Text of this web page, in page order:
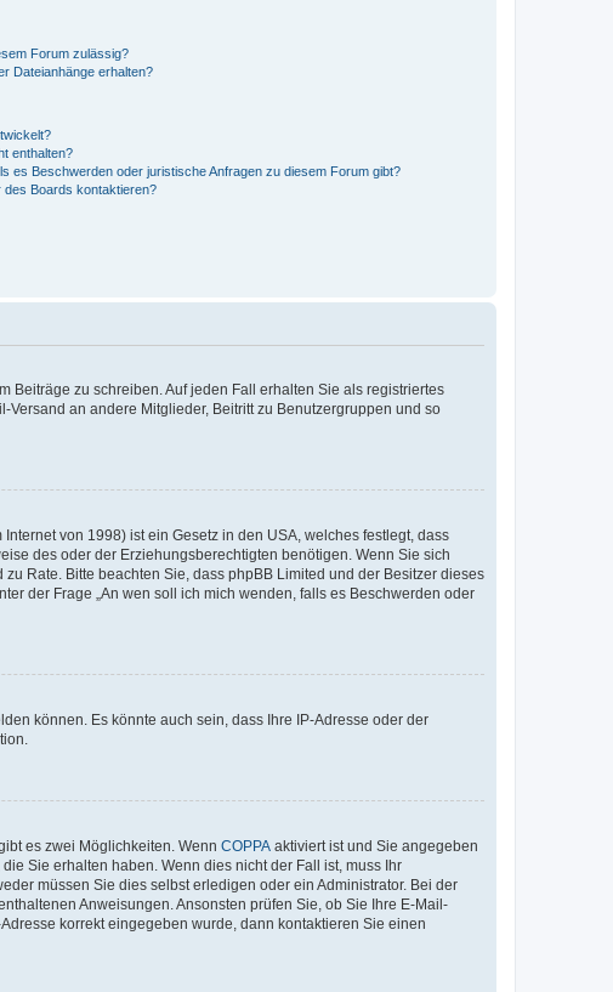
Forum zulässig?
Dateianhänge erhalten?
enthalten?
es Beschwerden oder juristische Anfragen zu diesem Forum gibt?
des Boards kontaktieren?
Beiträge zu schreiben. Auf jeden Fall erhalten Sie als registriertes
an andere Mitglieder, Beitritt zu Benutzergruppen und so
von 1998) ist ein Gesetz in den USA, welches festlegt, dass
des oder der Erziehungsberechtigten benötigen. Wenn Sie sich
Rate. Bitte beachten Sie, dass phpBB Limited und der Besitzer dieses
der Frage „An wen soll ich mich wenden, falls es Beschwerden oder
können. Es könnte auch sein, dass Ihre IP-Adresse oder der
es zwei Möglichkeiten. Wenn COPPA aktiviert ist und Sie angegeben
Sie erhalten haben. Wenn dies nicht der Fall ist, muss Ihr
müssen Sie dies selbst erledigen oder ein Administrator. Bei der
Anweisungen. Ansonsten prüfen Sie, ob Sie Ihre E-Mail-
korrekt eingegeben wurde, dann kontaktieren Sie einen